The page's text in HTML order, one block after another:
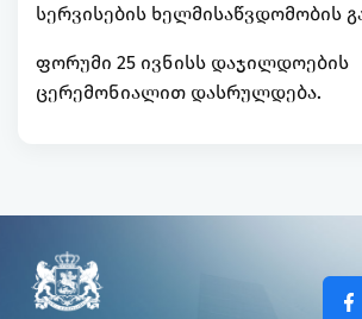
სერვისების ხელმისაწვდომობის
ფორუმი 25 ივნისს დაჯილდოების
ცერემონიალით დასრულდება.